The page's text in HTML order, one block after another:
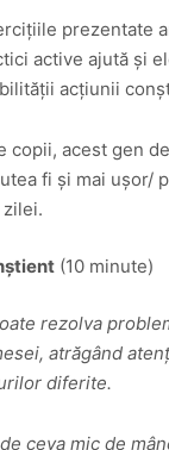
prezentate
active ajută și
acțiunii
copii, acest gen
fi și mai ușor/
t(10 minute)
rezolva
atrăgând
diferite.
ceva mic de